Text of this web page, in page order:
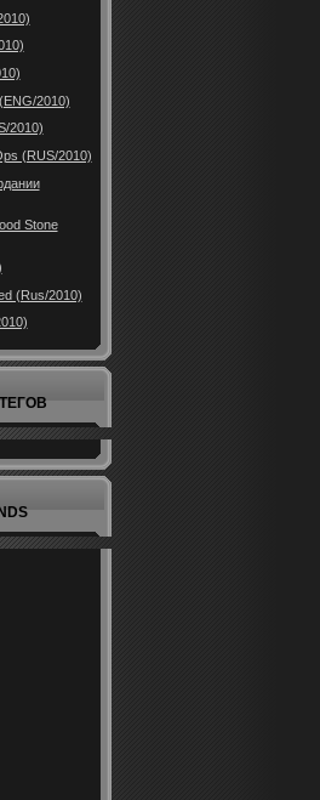
2010)
2010)
(RUS/2010)
Stone
(Rus/2010)